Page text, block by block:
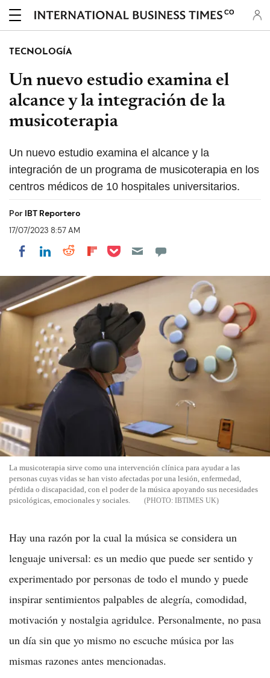
CO
TECNOLOGÍA
Un nuevo estudio examina el
alcance y la integración de la
musicoterapia
Un nuevo estudio examina el alcance y la
integración de un programa de musicoterapia en los
centros médicos de 10 hospitales universitarios.
Por IBT Reportero
17/07/2023 8:57 AM
Share on Facebook
Share on LinkedIn
Share on Reddit
Share on Flipboard
Share on Pocket
La musicoterapia sirve como una intervención clínica para ayudar a las
personas cuyas vidas se han visto afectadas por una lesión, enfermedad,
pérdida o discapacidad, con el poder de la música apoyando sus necesidades
psicológicas, emocionales y sociales.
IBTIMES UK
Hay una razón por la cual la música se considera un
lenguaje universal: es un medio que puede ser sentido y
experimentado por personas de todo el mundo y puede
inspirar sentimientos palpables de alegría, comodidad,
motivación y nostalgia agridulce. Personalmente, no pasa
un día sin que yo mismo no escuche música por las
mismas razones antes mencionadas.